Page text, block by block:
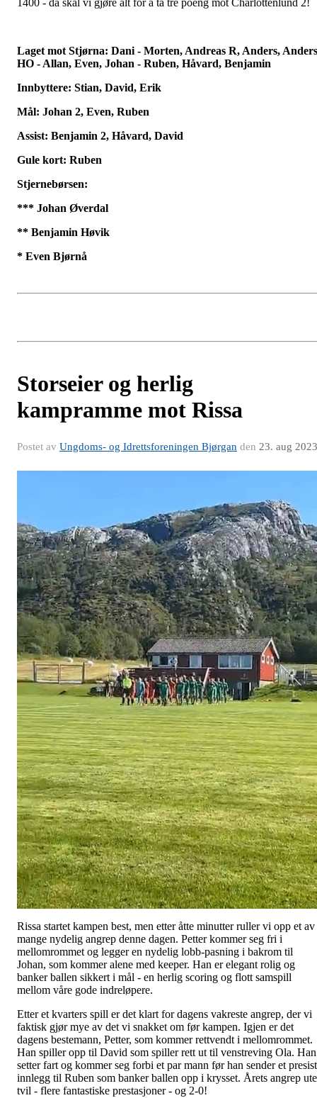
1400 - da skal vi gjøre alt for å ta tre poeng mot Charlottenlund 2!
Laget mot Stjørna: Dani - Morten, Andreas R, Anders, Anders
HO - Allan, Even, Johan - Ruben, Håvard, Benjamin
Innbyttere: Stian, David, Erik
Mål: Johan 2, Even, Ruben
Assist: Benjamin 2, Håvard, David
Gule kort: Ruben
Stjernebørsen:
*** Johan Øverdal
** Benjamin Høvik
* Even Bjørnå
Storseier og herlig
kampramme mot Rissa
Postet av Ungdoms- og Idrettsforeningen Bjørgan den 23. aug 2023
Rissa startet kampen best, men etter åtte minutter ruller vi opp et av
mange nydelig angrep denne dagen. Petter kommer seg fri i
mellomrommet og legger en nydelig lobb-pasning i bakrom til
Johan, som kommer alene med keeper. Han er elegant rolig og
banker ballen sikkert i mål - en herlig scoring og flott samspill
mellom våre gode indreløpere.
Etter et kvarters spill er det klart for dagens vakreste angrep, der vi
faktisk gjør mye av det vi snakket om før kampen. Igjen er det
dagens bestemann, Petter, som kommer rettvendt i mellomrommet.
Han spiller opp til David som spiller rett ut til venstreving Ola. Han
setter fart og kommer seg forbi et par mann før han sender et presist
innlegg til Ruben som banker ballen opp i krysset. Årets angrep
tvil - flere fantastiske prestasjoner - og 2-0!